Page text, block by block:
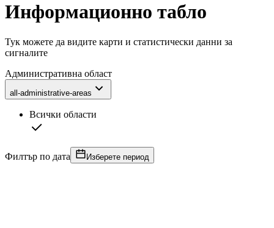
Информационно табло
Тук можете да видите карти и статистически данни за
сигналите
Административна област
all-administrative-areas
Всички области
Филтър по дата Изберете период